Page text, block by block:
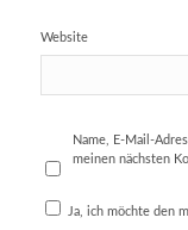
Website
Name, E-Mail-
meinen nächsten
Ja, ich möchte den